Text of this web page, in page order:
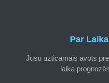
Par
Jūsu uzticamais avots
laika